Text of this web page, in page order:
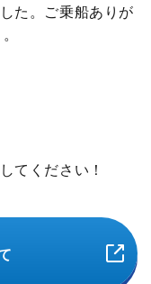
た。ご乗船ありが
てください！